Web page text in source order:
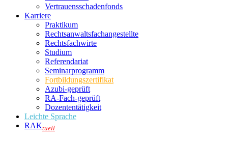
Vertrauensschadenfonds
Karriere
Praktikum
Rechtsanwalts­fachangestellte
Rechtsfachwirte
Studium
Referendariat
Seminarprogramm
Fortbildungszertifikat
Azubi-geprüft
RA-Fach-geprüft
Dozententätigkeit
Leichte Sprache
RAKtuell